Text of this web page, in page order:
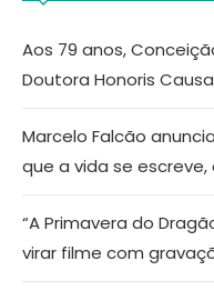
Aos 79 anos,
Doutora Honoris Causa
Marcelo Falcão
que a vida se
“A Primavera do
virar filme com